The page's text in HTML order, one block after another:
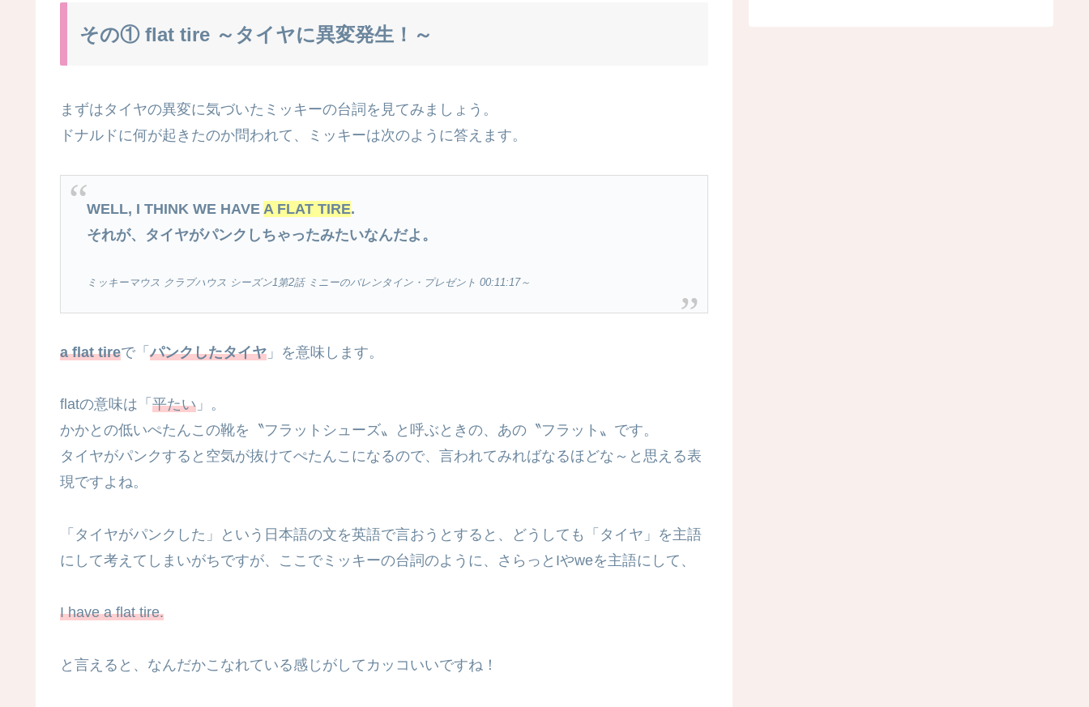
その① flat tire ～タイヤに異変発生！～
まずはタイヤの異変に気づいたミッキーの台詞を見てみましょう。
ドナルドに何が起きたのか問われて、ミッキーは次のように答えます。
WELL, I THINK WE HAVEA FLAT TIRE.
それが、タイヤがパンクしちゃったみたいなんだよ。
ミッキーマウス クラブハウス シーズン1第2話 ミニーのバレンタイン・プレゼント 00:11:17～
a flat tireで「 パンクしたタイヤ 」を意味します。
flatの意味は「 平たい 」。
かかとの低いぺたんこの靴を〝フラットシューズ〟と呼ぶときの、あの〝フラット〟です。
タイヤがパンクすると空気が抜けてぺたんこになるので、言われてみればなるほどな～と思える表
現ですよね。
「タイヤがパンクした」という日本語の文を英語で言おうとすると、どうしても「タイヤ」を主語
にして考えてしまいがちですが、ここでミッキーの台詞のように、さらっとIやweを主語にして、
I have a flat tire.
と言えると、なんだかこなれている感じがしてカッコいいですね！